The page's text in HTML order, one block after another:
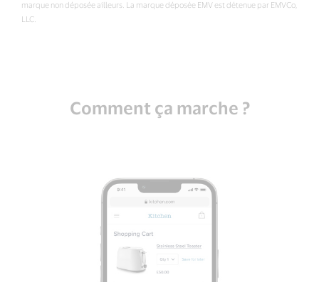
marque non déposée ailleurs. La marque déposée EMV est détenue par EMVCo,
LLC.
Comment ça marche ?